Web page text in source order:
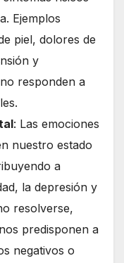
Ejemplos
piel, dolores de
y
responden a
: Las emociones
nuestro estado
a
la depresión y
resolverse,
predisponen a
negativos o